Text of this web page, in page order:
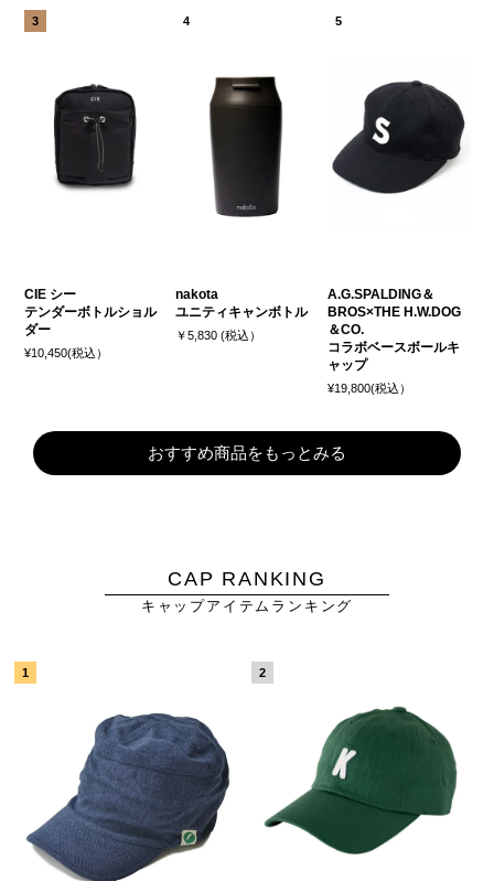
CIE シー
テンダーボトルショル
ダー
¥10,450(税込）
nakota
ユニティキャンボトル
￥5,830 (税込）
A.G.SPALDING＆
BROS×THE H.W.DOG
＆CO.
コラボベースボールキ
ャップ
¥19,800(税込）
おすすめ商品をもっとみる
CAP RANKING
キャップアイテムランキング